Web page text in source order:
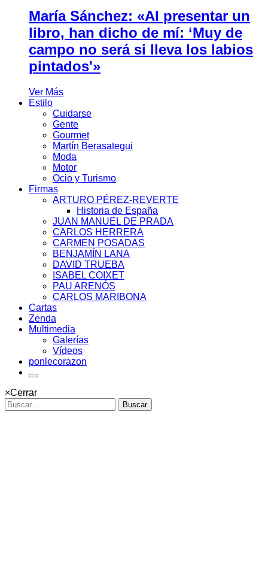
María Sánchez: «Al presentar un
libro, han dicho de mí: ‘Muy de
campo no será si lleva los labios
pintados'»
Ver Más
Estilo
Cuidarse
Gente
Gourmet
Martín Berasategui
Moda
Motor
Ocio y Turismo
Firmas
ARTURO PÉREZ-REVERTE
Historia de España
JUAN MANUEL DE PRADA
CARLOS HERRERA
CARMEN POSADAS
BENJAMÍN LANA
DAVID TRUEBA
ISABEL COIXET
PAU ARENÓS
CARLOS MARIBONA
Cartas
Zenda
Multimedia
Galerías
Vídeos
ponlecorazon
×Cerrar
Buscar